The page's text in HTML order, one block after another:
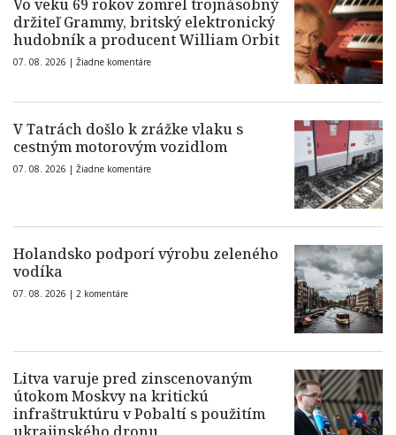
Vo veku 69 rokov zomrel trojnásobný
držiteľ Grammy, britský elektronický
hudobník a producent William Orbit
07. 08. 2026 | Žiadne komentáre
V Tatrách došlo k zrážke vlaku s
cestným motorovým vozidlom
07. 08. 2026 | Žiadne komentáre
Holandsko podporí výrobu zeleného
vodíka
07. 08. 2026 | 2 komentáre
Litva varuje pred zinscenovaným
útokom Moskvy na kritickú
infraštruktúru v Pobaltí s použitím